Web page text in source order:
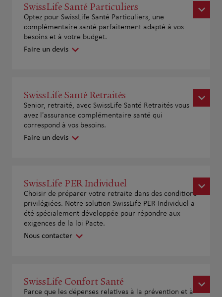
SwissLife Santé Particuliers
Optez pour SwissLife Santé Particuliers, une
complémentaire santé parfaitement adapté à vos
besoins et à votre budget.
Faire un devis
SwissLife Santé Retraités
Senior, retraité, avec SwissLife Santé Retraités vous
avez l'assurance complémentaire santé qui
correspond à vos besoins.
Faire un devis
SwissLife PER Individuel
Choisir de préparer votre retraite dans des conditions
privilégiées. Notre solution SwissLife PER Individuel a
été spécialement développée pour répondre aux
exigences de la loi Pacte.
Nous contacter
SwissLife Confort Santé
Parce que les dépenses relatives à la prévention et à